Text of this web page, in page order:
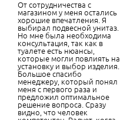
От сотрудничества с
магазином у меня остались
хорошие впечатления. Я
выбирал подвесной унитаз.
Но мне была необходима
консультация, так как в
туалете есть нюансы,
которые могли повлиять на
установку и выбор изделия.
Большое спасибо
менеджеру, который понял
меня с первого раза и
предложил оптимальное
решение вопроса. Сразу
видно, что человек